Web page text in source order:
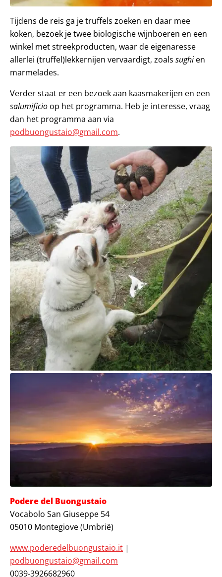
Tijdens de reis ga je truffels zoeken en daar mee
koken, bezoek je twee biologische wijnboeren en een
winkel met streekproducten, waar de eigenaresse
allerlei (truffel)lekkernijen vervaardigt, zoals sughien
marmelades.
Verder staat er een bezoek aan kaasmakerijen en een
salumificio op het programma. Heb je interesse, vraag
dan het programma aan via
podbuongustaio@gmail.com.
Podere del Buongustaio
Vocabolo San Giuseppe 54
05010 Montegiove (Umbrië)
www.poderedelbuongustaio.it |
podbuongustaio@gmail.com
0039-3926682960